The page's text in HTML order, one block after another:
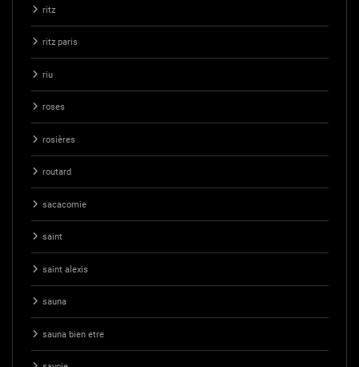
ritz
ritz paris
riu
roses
rosières
routard
sacacomie
saint
saint alexis
sauna
sauna bien etre